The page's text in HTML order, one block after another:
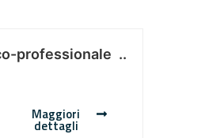
professionale ..
Maggiori
dettagli